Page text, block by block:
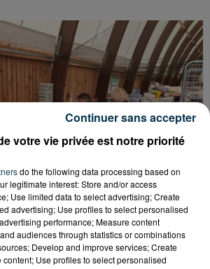
STÉPHANOISE PHF
votre vie privée est notre priorité
do the following data processing based on
legitimate interest: Store and/or access
Use limited data to select advertising; Create
advertising; Use profiles to select personalised
performance; Measure content
audiences through statistics or combinations
Develop and improve services; Create
Use profiles to select personalised
Continuer sans accepter